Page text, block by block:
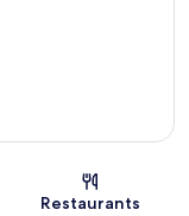
Restaurants